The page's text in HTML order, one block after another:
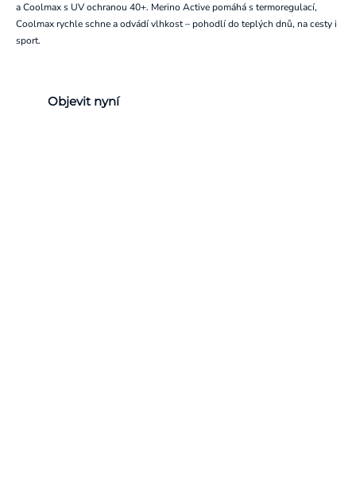
a Coolmax s UV ochranou 40+. Merino Active pomáhá s termoregulací,
Coolmax rychle schne a odvádí vlhkost – pohodlí do teplých dnů, na cesty i
sport.
Objevit nyní